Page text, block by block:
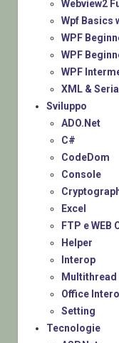
Webview2
Wpf Basics
WPF
WPF
WPF
XML &
Sviluppo
ADO.Net
C#
CodeDom
Console
Excel
FTP e WEB
Helper
Interop
Multithread
Office
Setting
Tecnologie